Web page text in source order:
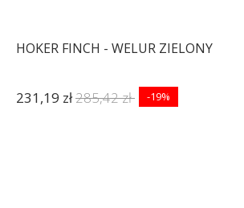
HOKER FINCH - WELUR ZIELONY
231,19 zł285,42 zł -19%